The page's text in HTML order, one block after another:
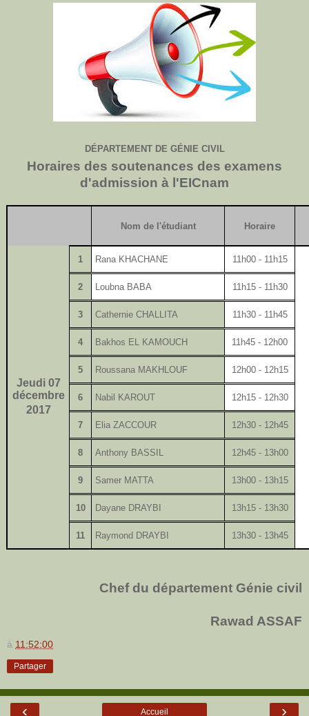
DÉPARTEMENT DE GÉNIE CIVIL
Horaires des soutenances des examens
d'admission à l'EICnam
Nom de l'étudiant Horaire
Jeudi 07
décembre
2017
1 Rana KHACHANE 11h00 - 11h15
2 Loubna BABA 11h15 - 11h30
3 Cathernie CHALLITA 11h30 - 11h45
4 Bakhos EL KAMOUCH 11h45 - 12h00
5 Roussana MAKHLOUF 12h00 - 12h15
6 Nabil KAROUT 12h15 - 12h30
7 Elia ZACCOUR 12h30 - 12h45
8 Anthony BASSIL 12h45 - 13h00
9 Samer MATTA 13h00 - 13h15
10 Dayane DRAYBI 13h15 - 13h30
11 Raymond DRAYBI 13h30 - 13h45
Chef du département Génie civil
Rawad ASSAF
à 11:52:00
Partager
‹ ›
Accueil